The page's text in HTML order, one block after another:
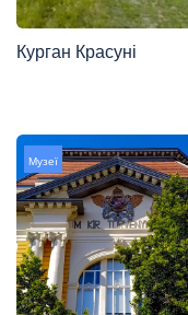
Курган Красуні
Музеї